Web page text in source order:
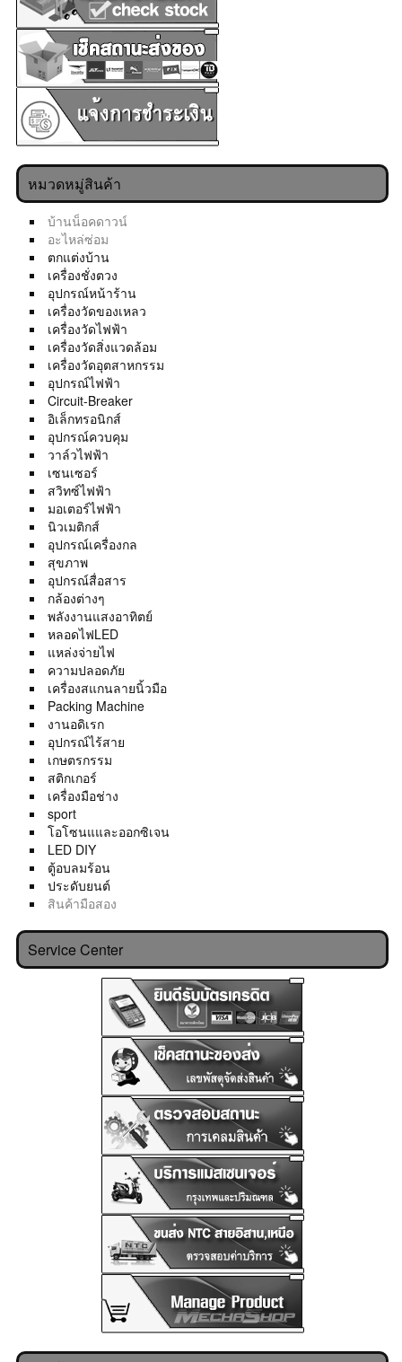
หมวดหมู่สินค้า
บ้านน็อคดาวน์
อะไหล่ซ่อม
ตกแต่งบ้าน
เครื่องชั่งตวง
อุปกรณ์หน้าร้าน
เครื่องวัดของเหลว
เครื่องวัดไฟฟ้า
เครื่องวัดสิ่งแวดล้อม
เครื่องวัดอุตสาหกรรม
อุปกรณ์ไฟฟ้า
Circuit-Breaker
อิเล็กทรอนิกส์
อุปกรณ์ควบคุม
วาล์วไฟฟ้า
เซนเซอร์
สวิทซ์ไฟฟ้า
มอเตอร์ไฟฟ้า
นิวเมติกส์
อุปกรณ์เครื่องกล
สุขภาพ
อุปกรณ์สื่อสาร
กล้องต่างๆ
พลังงานแสงอาทิตย์
หลอดไฟLED
แหล่งจ่ายไฟ
ความปลอดภัย
เครื่องสแกนลายนิ้วมือ
Packing Machine
งานอดิเรก
อุปกรณ์ไร้สาย
เกษตรกรรม
สติกเกอร์
เครื่องมือช่าง
sport
โอโซนแและออกซิเจน
LED DIY
ตู้อบลมร้อน
ประดับยนต์
สินค้ามือสอง
Service Center